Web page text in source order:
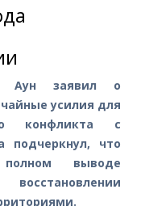
Аун заявил о
усилия для
конфликта с
подчеркнул, что
выводе